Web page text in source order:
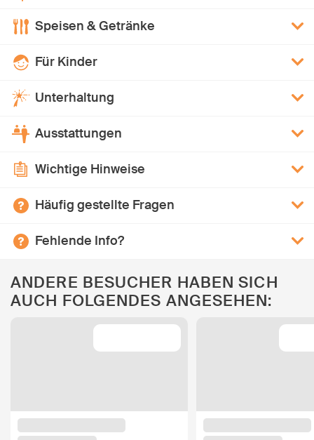
Speisen & Getränke
Für Kinder
Unterhaltung
Ausstattungen
Wichtige Hinweise
Häufig gestellte Fragen
Fehlende Info?
ANDERE BESUCHER HABEN SICH
AUCH FOLGENDES ANGESEHEN: